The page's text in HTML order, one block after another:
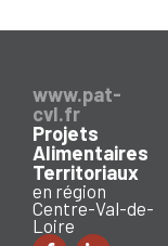
www.pat-
cvl.fr
Projets
Alimentaires
Territoriaux
en région
Centre-Val-de-
Loire